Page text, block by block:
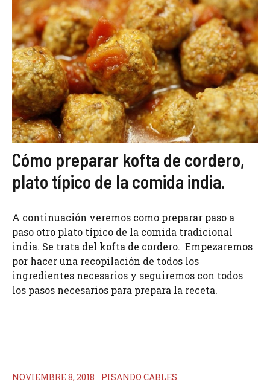
Cómo preparar kofta de cordero,
plato típico de la comida india.
A continuación veremos como preparar paso a
paso otro plato típico de la comida tradicional
india. Se trata del kofta de cordero. Empezaremos
por hacer una recopilación de todos los
ingredientes necesarios y seguiremos con todos
los pasos necesarios para prepara la receta.
NOVIEMBRE 8, 2018 PISANDO CABLES